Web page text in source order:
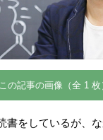
この記事の画像（全 1 枚
書をしているが、